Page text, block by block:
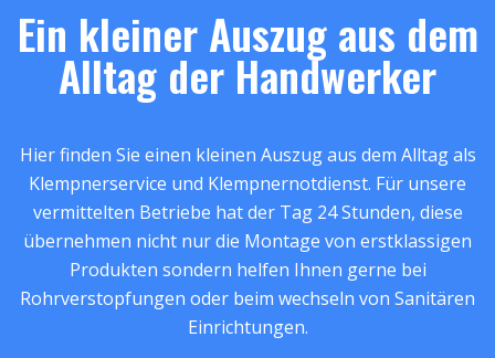
Ein kleiner Auszug aus dem
Alltag der Handwerker
Hier finden Sie einen kleinen Auszug aus dem Alltag als
Klempnerservice und Klempnernotdienst. Für unsere
vermittelten Betriebe hat der Tag 24 Stunden, diese
übernehmen nicht nur die Montage von erstklassigen
Produkten sondern helfen Ihnen gerne bei
Rohrverstopfungen oder beim wechseln von Sanitären
Einrichtungen.